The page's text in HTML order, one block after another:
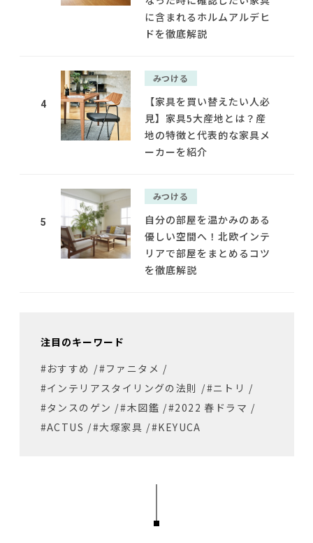
に含まれるホルムアルデヒ
ドを徹底解説
4
みつける
【家具を買い替えたい人必
見】家具5大産地とは？産
地の特徴と代表的な家具メ
ーカーを紹介
5
みつける
自分の部屋を温かみのある
優しい空間へ！北欧インテ
リアで部屋をまとめるコツ
を徹底解説
注目のキーワード
#おすすめ /#ファニタメ /
#インテリアスタイリングの法則 /#ニトリ /
#タンスのゲン /#木図鑑 /#2022 春ドラマ /
#ACTUS /#大塚家具 /#KEYUCA